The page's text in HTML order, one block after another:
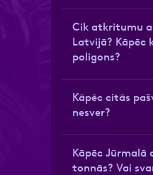
Cik atkritumu
Latvijā? Kāpēc
poligons?
Kāpēc citās
nesver?
Kāpēc
tonnās? Vai